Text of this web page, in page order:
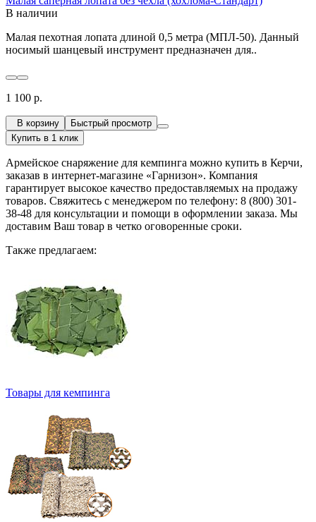
В наличии
Малая пехотная лопата длиной 0,5 метра (МПЛ-50). Данный
носимый шанцевый инструмент предназначен для..
1 100 р.
В корзину
Быстрый просмотр
Купить в 1 клик
Армейское снаряжение для кемпинга можно купить в Керчи,
заказав в интернет-магазине «Гарнизон». Компания
гарантирует высокое качество предоставляемых на продажу
товаров. Свяжитесь с менеджером по телефону: 8 (800) 301-
38-48 для консультации и помощи в оформлении заказа. Мы
доставим Ваш товар в четко оговоренные сроки.
Также предлагаем:
Товары для кемпинга